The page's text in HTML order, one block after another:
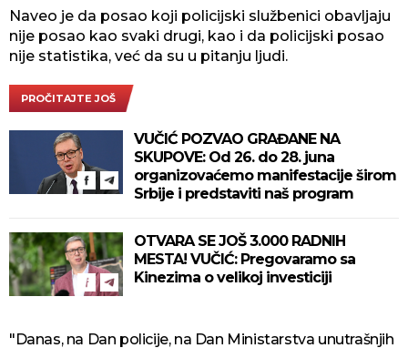
Naveo je da posao koji policijski službenici obavljaju
nije posao kao svaki drugi, kao i da policijski posao
nije statistika, već da su u pitanju ljudi.
PROČITAJTE JOŠ
VUČIĆ POZVAO GRAĐANE NA
SKUPOVE: Od 26. do 28. juna
organizovaćemo manifestacije širom
Srbije i predstaviti naš program
OTVARA SE JOŠ 3.000 RADNIH
MESTA! VUČIĆ: Pregovaramo sa
Kinezima o velikoj investiciji
"Danas, na Dan policije, na Dan Ministarstva unutrašnjih